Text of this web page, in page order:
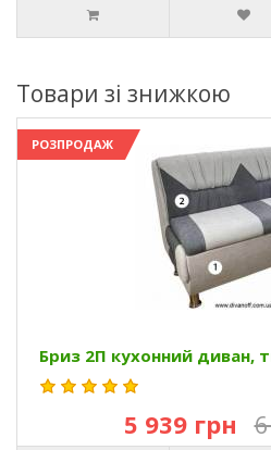
Товари зі знижкою
РОЗПРОДАЖ
Бриз 2П кухонний диван,
5 939 грн